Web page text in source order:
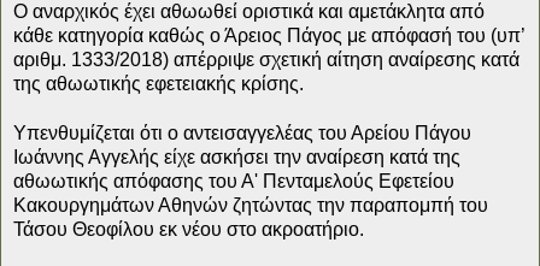
Ο αναρχικός έχει αθωωθεί οριστικά και αμετάκλητα από
κάθε κατηγορία καθώς ο Άρειος Πάγος με απόφασή του (υπ’
αριθμ. 1333/2018) απέρριψε σχετική αίτηση αναίρεσης κατά
της αθωωτικής εφετειακής κρίσης.
Υπενθυμίζεται ότι ο αντεισαγγελέας του Αρείου Πάγου
Ιωάννης Αγγελής είχε ασκήσει την αναίρεση κατά της
αθωωτικής απόφασης του Α' Πενταμελούς Εφετείου
Κακουργημάτων Αθηνών ζητώντας την παραπομπή του
Τάσου Θεοφίλου εκ νέου στο ακροατήριο.